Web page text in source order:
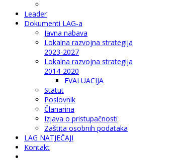
Leader
Dokumenti LAG-a
Javna nabava
Lokalna razvojna strategija
2023-2027
Lokalna razvojna strategija
2014-2020
EVALUACIJA
Statut
Poslovnik
Članarina
Izjava o pristupačnosti
Zaštita osobnih podataka
LAG NATJEČAJI
Kontakt